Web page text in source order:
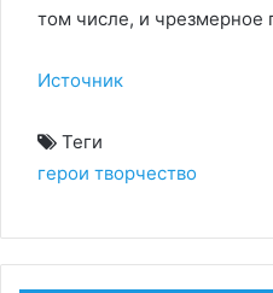
том числе, и чрезмерное
Источник
Теги
герои творчество